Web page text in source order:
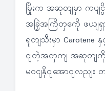
မြိုးက အဆုတျမှာ ကပ
အခြှဲအကြိတှကေို ဖယျရှာ
ရုတျသီးမှာ Carotene
ငျတဲ့အတှကျ အဆုတျကို က
မဝငျနိုငျအောငျလညျး